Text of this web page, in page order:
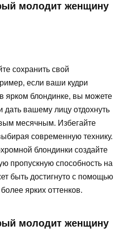
молодит женщину
сохранить свой
если ваши кудри
ярком блондинке, вы можете
дать вашему лицу отдохнуть
месячным. Избегайте
современную технику.
блондинки создайте
пропускную способность на
быть достигнуто с помощью
ярких оттенков.
молодит женщину